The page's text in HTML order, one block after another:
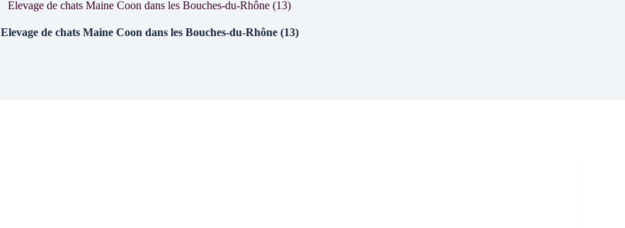
Elevage de chats Maine Coon dans les Bouches-du-Rhône (13)
Elevage de chats Maine Coon dans les Bouches-du-Rhône (13)